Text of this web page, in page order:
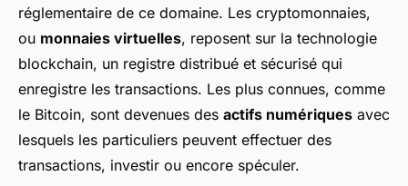
réglementaire de ce domaine. Les cryptomonnaies,
ou monnaies virtuelles, reposent sur la technologie
blockchain, un registre distribué et sécurisé qui
enregistre les transactions. Les plus connues, comme
le Bitcoin, sont devenues des actifs numériques avec
lesquels les particuliers peuvent effectuer des
transactions, investir ou encore spéculer.